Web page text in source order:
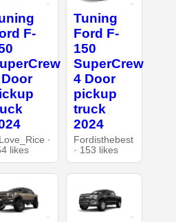
F-
·
likes
Tuning
Ford F-
150
SuperCrew
4 Door
pickup
truck
2024
Fordisthebest
· 153 likes